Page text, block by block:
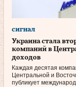
сигнал
Украина стала
компаний в
доходов
Каждая десятая
Центральной и
публикует